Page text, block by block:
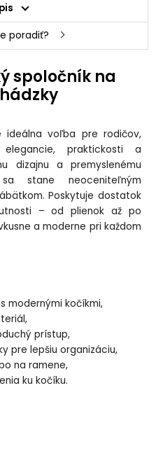
poradiť?
spoločník na
ideálna voľba pre rodičov,
praktickosti a
dizajnu a premyslenému
sa stane neoceniteľným
Poskytuje dostatok
– od plienok až po
a moderne pri každom
modernými kočíkmi,
prístup,
pre lepšiu organizáciu,
na ramene,
ku kočíku.